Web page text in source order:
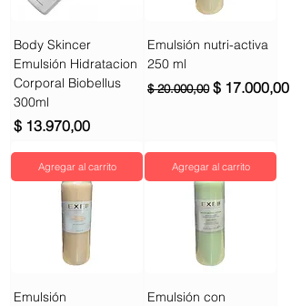
Body Skincer
Emulsión Hidratacion
Corporal Biobellus
300ml
Precio
$ 13.970,00
Emulsión nutri-activa
250 ml
Precio
$ 20.000,00 Precio de
$ 17.000,00
Agregar al carrito
Emulsión
Agregar al carrito
Emulsión con